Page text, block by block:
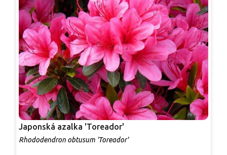
Japonská azalka 'Toreador'
Rhododendron obtusum 'Toreador'